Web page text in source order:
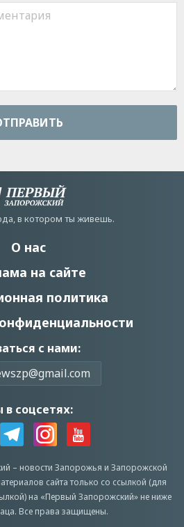
в котором ты живешь.
О нас
на сайте
политика
с нами:
соцсетях:
– новости Запорожья и Запорожской
сайта только со ссылкой (для
на «Первый Запорожский» не ниже
Все права защищены.